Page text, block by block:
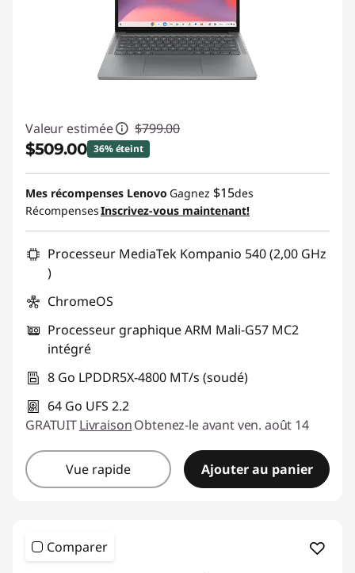
Valeur estimée $799.00
$509.00 36% éteint
Économies instantanées :-$290.00
Promo price: Max 5 units per order
Mes récompenses Lenovo Gagnez $15des
RécompensesInscrivez-vous maintenant!
Processeur MediaTek Kompanio 540 (2,00 GHz
)
ChromeOS
Processeur graphique ARM Mali-G57 MC2
intégré
8 Go LPDDR5X-4800 MT/s (soudé)
64 Go UFS 2.2
GRATUITLivraisonObtenez-le avant ven. août 14
Vue rapide Ajouter au panier
Comparer